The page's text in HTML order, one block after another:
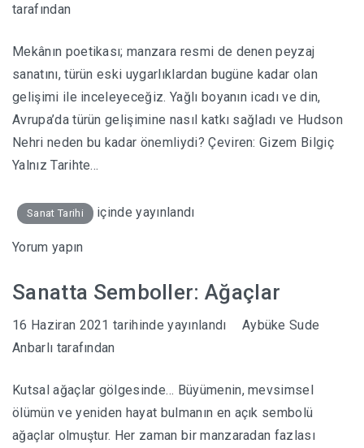
tarafından
Mekânın poetikası; manzara resmi de denen peyzaj
sanatını, türün eski uygarlıklardan bugüne kadar olan
gelişimi ile inceleyeceğiz. Yağlı boyanın icadı ve din,
Avrupa’da türün gelişimine nasıl katkı sağladı ve Hudson
Nehri neden bu kadar önemliydi? Çeviren: Gizem Bilgiç
Yalnız Tarihte…
Sanat Tarihi içinde yayınlandı
Yorum yapın
Sanatta Semboller: Ağaçlar
16 Haziran 2021 tarihinde yayınlandı
Aybüke Sude
Anbarlı tarafından
Kutsal ağaçlar gölgesinde… Büyümenin, mevsimsel
ölümün ve yeniden hayat bulmanın en açık sembolü
ağaçlar olmuştur. Her zaman bir manzaradan fazlası